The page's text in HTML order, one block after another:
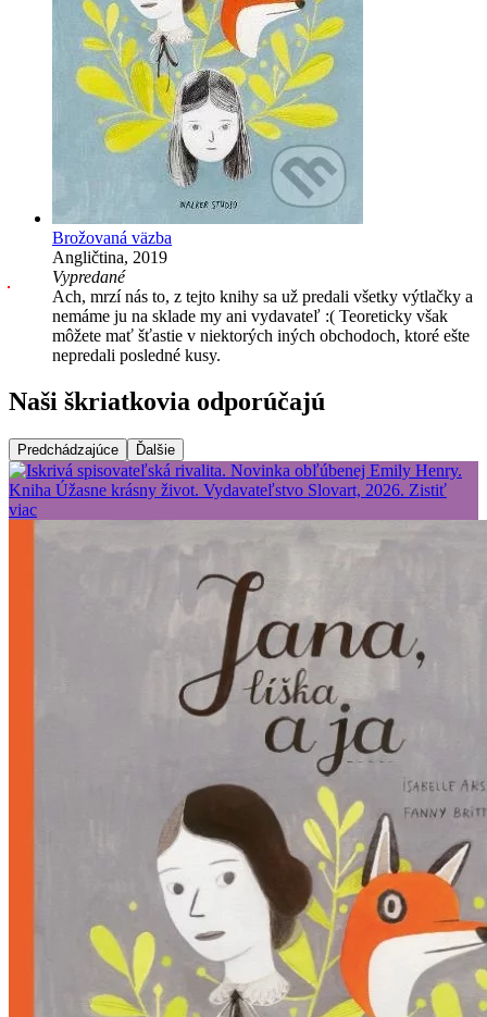
Brožovaná väzba
Angličtina, 2019
Vypredané
Ach, mrzí nás to, z tejto knihy sa už predali všetky výtlačky a
nemáme ju na sklade my ani vydavateľ :( Teoreticky však
môžete mať šťastie v niektorých iných obchodoch, ktoré ešte
nepredali posledné kusy.
Naši škriatkovia odporúčajú
Predchádzajúce Ďalšie